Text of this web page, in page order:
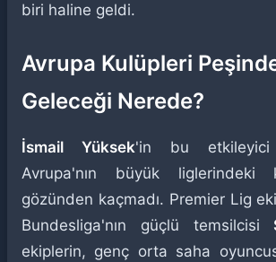
biri haline geldi.
Avrupa Kulüpleri
Geleceği Nerede?
İsmail Yüksek'in bu etkileyici
Avrupa'nın büyük liglerindeki
gözünden kaçmadı. Premier Lig
Bundesliga'nın güçlü temsilcisi
ekiplerin, genç orta saha